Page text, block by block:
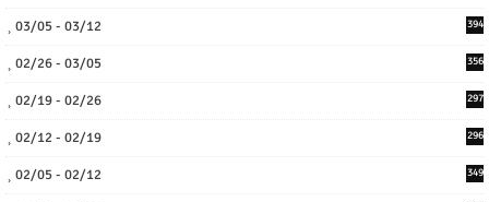
03/05 - 03/12 394
02/26 - 03/05 356
02/19 - 02/26 297
02/12 - 02/19 296
02/05 - 02/12 349